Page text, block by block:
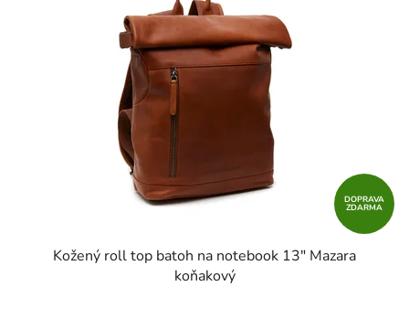
DOPRAVA
ZDARMA
Kožený roll top batoh na notebook 13" Mazara
koňakový